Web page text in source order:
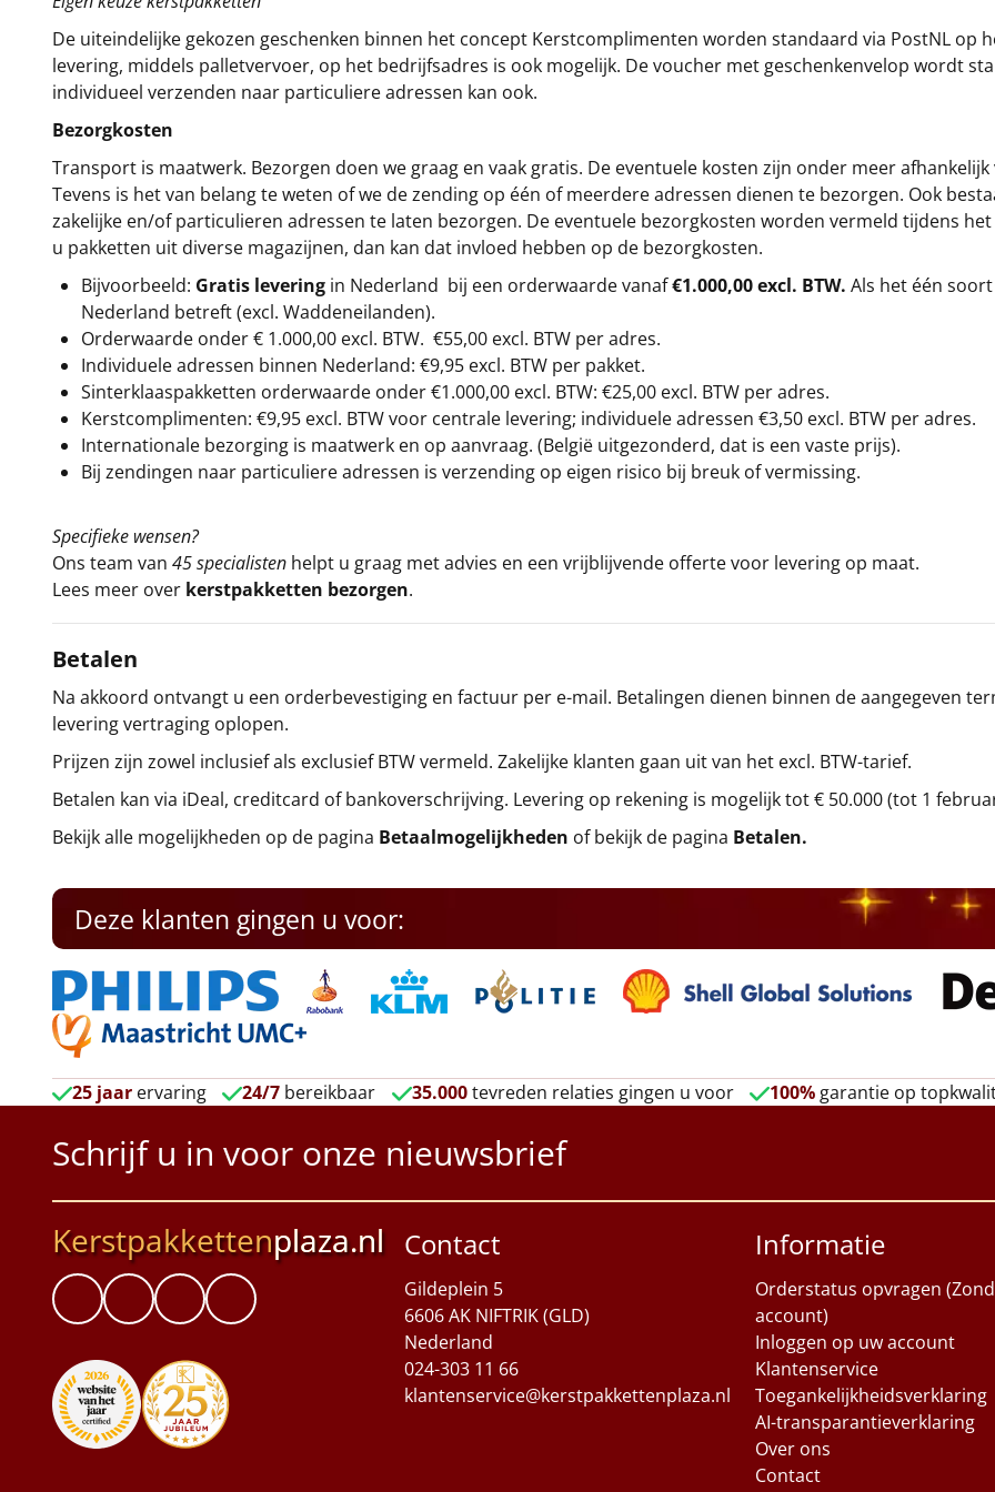
De uiteindelijke gekozen geschenken binnen het concept Kerstcomplimenten worden standaard via PostNL op
levering, middels palletvervoer, op het bedrijfsadres is ook mogelijk. De voucher met geschenkenvelop wordt
individueel verzenden naar particuliere adressen kan ook.
Bezorgkosten
Transport is maatwerk. Bezorgen doen we graag en vaak gratis. De eventuele kosten zijn onder meer
Tevens is het van belang te weten of we de zending op één of meerdere adressen dienen te bezorgen. Ook
zakelijke en/of particulieren adressen te laten bezorgen. De eventuele bezorgkosten worden vermeld tijdens
u pakketten uit diverse magazijnen, dan kan dat invloed hebben op de bezorgkosten.
Bijvoorbeeld: Gratis levering in Nederland bij een orderwaarde vanaf€1.000,00 excl. BTW. Als het één
Nederland betreft (excl. Waddeneilanden).
Orderwaarde onder € 1.000,00 excl. BTW. €55,00 excl. BTW per adres.
Individuele adressen binnen Nederland: €9,95 excl. BTW per pakket.
Sinterklaaspakketten orderwaarde onder €1.000,00 excl. BTW: €25,00 excl. BTW per adres.
Kerstcomplimenten: €9,95 excl. BTW voor centrale levering; individuele adressen €3,50 excl. BTW per adres.
Internationale bezorging is maatwerk en op aanvraag. (België uitgezonderd, dat is een vaste prijs).
Bij zendingen naar particuliere adressen is verzending op eigen risico bij breuk of vermissing.
Specifieke wensen?
Ons team van 45 specialisten helpt u graag met advies en een vrijblijvende offerte voor levering op maat.
Lees meer over kerstpakketten bezorgen.
Betalen
Na akkoord ontvangt u een orderbevestiging en factuur per e-mail. Betalingen dienen binnen de aangegeven
levering vertraging oplopen.
Prijzen zijn zowel inclusief als exclusief BTW vermeld. Zakelijke klanten gaan uit van het excl. BTW-tarief.
Betalen kan via iDeal, creditcard of bankoverschrijving. Levering op rekening is mogelijk tot € 50.000 (tot 1
Bekijk alle mogelijkheden op de pagina Betaalmogelijkheden of bekijk de pagina Betalen.
Deze klanten gingen u voor:
25 jaar ervaring 24/7 bereikbaar 35.000tevreden relaties gingen u voor 100%garantie op
Schrijf u in voor onze nieuwsbrief
Kerstpakkettenplaza.nl Contact
Gildeplein 5
6606 AK NIFTRIK (GLD)
Nederland
024-303 11 66
klantenservice@kerstpakkettenplaza.nl
Informatie
Orderstatus opvragen
account)
Inloggen op uw account
Klantenservice
Toegankelijkheidsverklaring
AI-transparantieverklaring
Over ons
Contact